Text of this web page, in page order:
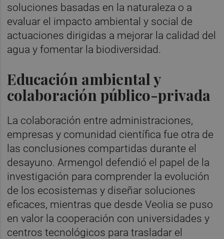
soluciones basadas en la naturaleza o a
evaluar el impacto ambiental y social de
actuaciones dirigidas a mejorar la calidad del
agua y fomentar la biodiversidad.
Educación ambiental y
colaboración público-privada
La colaboración entre administraciones,
empresas y comunidad científica fue otra de
las conclusiones compartidas durante el
desayuno. Armengol defendió el papel de la
investigación para comprender la evolución
de los ecosistemas y diseñar soluciones
eficaces, mientras que desde Veolia se puso
en valor la cooperación con universidades y
centros tecnológicos para trasladar el